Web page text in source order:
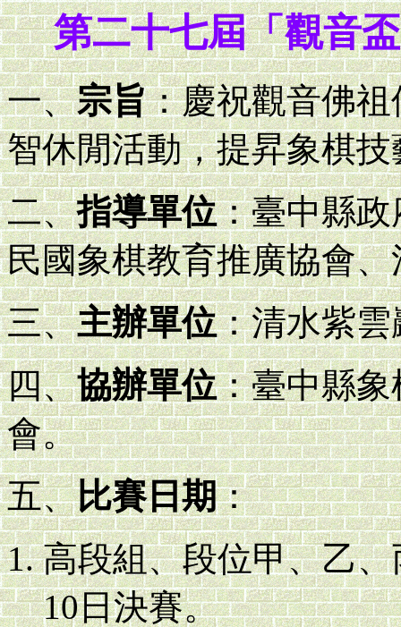
第二十七屆「觀音
一、宗旨：慶祝觀音佛
智休閒活動，提昇象棋
二、指導單位：臺中縣
民國象棋教育推廣協會
三、主辦單位：清水紫
四、協辦單位：臺中縣
會。
五、比賽日期：
高段組、段位甲、乙
10日決賽。